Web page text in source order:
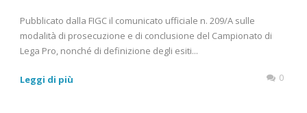
Pubblicato dalla FIGC il comunicato ufficiale n. 209/A sulle
modalità di prosecuzione e di conclusione del Campionato di
Lega Pro, nonché di definizione degli esiti...
Leggi di più 0